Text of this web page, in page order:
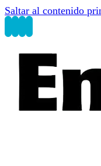
Saltar al contenido